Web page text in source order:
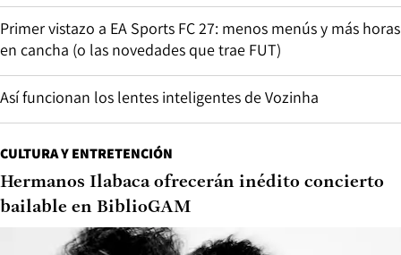
Primer vistazo a EA Sports FC 27: menos menús y más horas
en cancha (o las novedades que trae FUT)
Así funcionan los lentes inteligentes de Vozinha
CULTURA Y ENTRETENCIÓN
Hermanos Ilabaca ofrecerán inédito concierto
bailable en BiblioGAM